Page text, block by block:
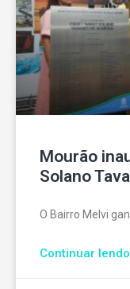
Mourão
Solano
O Bairro Melvi
Continuar